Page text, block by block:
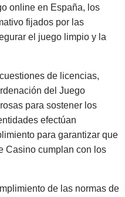
online en España, los
fijados por las
el juego limpio y la
de licencias,
del Juego
para sostener los
efectúan
para garantizar que
Casino cumplan con los
de las normas de